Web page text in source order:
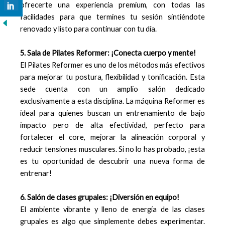
ofrecerte una experiencia premium, con todas las
facilidades para que termines tu sesión sintiéndote
renovado y listo para continuar con tu día.
5. Sala de Pilates Reformer: ¡Conecta cuerpo y mente!
El Pilates Reformer es uno de los métodos más efectivos
para mejorar tu postura, flexibilidad y tonificación. Esta
sede cuenta con un amplio salón dedicado
exclusivamente a esta disciplina. La máquina Reformer es
ideal para quienes buscan un entrenamiento de bajo
impacto pero de alta efectividad, perfecto para
fortalecer el core, mejorar la alineación corporal y
reducir tensiones musculares. Si no lo has probado, ¡esta
es tu oportunidad de descubrir una nueva forma de
entrenar!
6. Salón de clases grupales: ¡Diversión en equipo!
El ambiente vibrante y lleno de energía de las clases
grupales es algo que simplemente debes experimentar.